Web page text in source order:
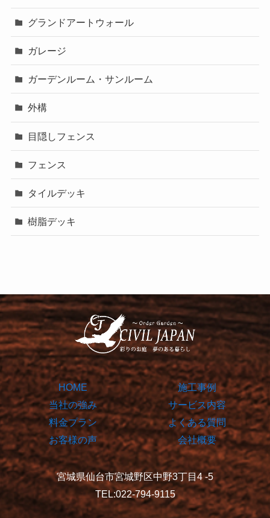
グランドアートウォール
ガレージ
ガーデンルーム・サンルーム
外構
目隠しフェンス
フェンス
タイルデッキ
樹脂デッキ
HOME
施工事例
当社の強み
サービス内容
料金プラン
よくある質問
お客様の声
会社概要
宮城県仙台市宮城野区中野3丁目4 -5
TEL:022-794-9115